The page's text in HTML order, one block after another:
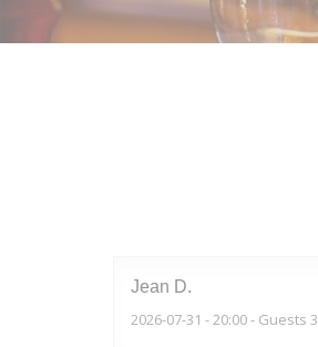
Jean D
2026-07-31 - 20:00 - Guests 3